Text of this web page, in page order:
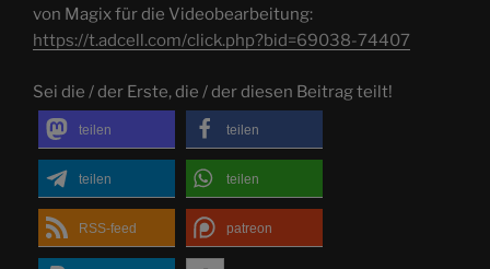
von Magix für die Videobearbeitung:
https://t.adcell.com/click.php?bid=69038-74407
Sei die / der Erste, die / der diesen Beitrag teilt!
teilen teilen
teilen teilen
RSS-feed patreon